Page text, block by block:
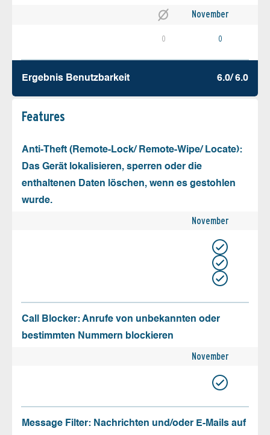
November
0 0
Ergebnis Benutz­barkeit 6.0/ 6.0
Features
Anti-Theft (Remote-Lock/ Remote-Wipe/ Locate):
Das Gerät lokalisieren, sperren oder die
enthaltenen Daten löschen, wenn es gestohlen
wurde.
November
Call Blocker: Anrufe von unbekannten oder
bestimmten Nummern blockieren
November
Message Filter: Nachrichten und/oder E-Mails auf